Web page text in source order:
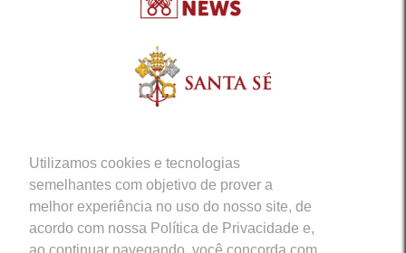
Utilizamos cookies e tecnologias
semelhantes com objetivo de prover a
melhor experiência no uso do nosso site, de
acordo com nossa Política de Privacidade e,